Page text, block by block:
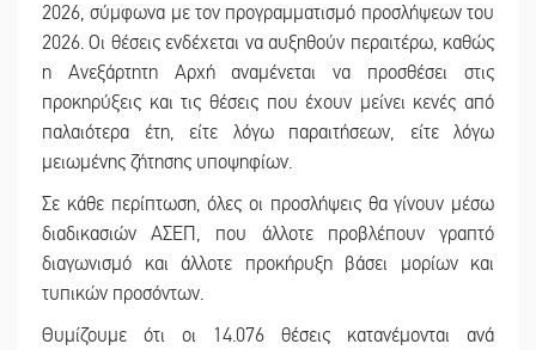
2026, σύμφωνα με τον προγραμματισμό προσλήψεων του
2026. Οι θέσεις ενδέχεται να αυξηθούν περαιτέρω, καθώς
η Ανεξάρτητη Αρχή αναμένεται να προσθέσει στις
προκηρύξεις και τις θέσεις που έχουν μείνει κενές από
παλαιότερα έτη, είτε λόγω παραιτήσεων, είτε λόγω
μειωμένης ζήτησης υποψηφίων.
Σε κάθε περίπτωση, όλες οι προσλήψεις θα γίνουν μέσω
διαδικασιών ΑΣΕΠ, που άλλοτε προβλέπουν γραπτό
διαγωνισμό και άλλοτε προκήρυξη βάσει μορίων και
τυπικών προσόντων.
Θυμίζουμε ότι οι 14.076 θέσεις κατανέμονται ανά